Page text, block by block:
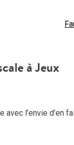
à Jeux
l’envie d’en